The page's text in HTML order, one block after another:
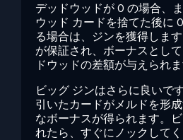
デッドウッドが 0 の場合、
ウッド カードを捨てた後に
る場合は、ジンを獲得しま
が保証され、ボーナスとし
ドウッドの差額が与えられま
ビッグ ジンはさらに良いで
引いたカードがメルドを形
なボーナスが得られます。
れたら、すぐにノックしてく